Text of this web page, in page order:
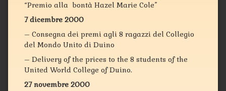
“Premio alla bontà Hazel Marie Cole”
7 dicembre 2000
– Consegna dei premi agli 8 ragazzi del Collegio
del Mondo Unito di Duino
– Delivery of the prices to the 8 students of the
United World College of Duino.
27 novembre 2000